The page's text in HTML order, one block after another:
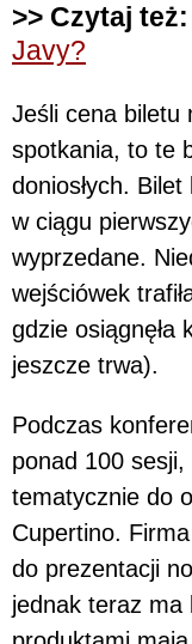
>> Czytaj też:
Javy?
Jeśli cena biletu
spotkania, to te
doniosłych.
w ciągu
wyprzedane.
wejściówek
gdzie osiągnęła
jeszcze trwa).
Podczas
ponad 100 sesji,
tematycznie do
Cupertino.
do prezentacji
jednak teraz ma